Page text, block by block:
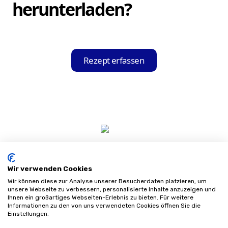
herunterladen?
einfach und kostenfrei im Apple App Store
für iOS-Geräte oder im Google Play Store
Rezept erfassen
Wir verwenden Cookies
Wir können diese zur Analyse unserer Besucherdaten platzieren, um
unsere Webseite zu verbessern, personalisierte Inhalte anzuzeigen und
Ihnen ein großartiges Webseiten-Erlebnis zu bieten. Für weitere
Informationen zu den von uns verwendeten Cookies öffnen Sie die
Einstellungen.